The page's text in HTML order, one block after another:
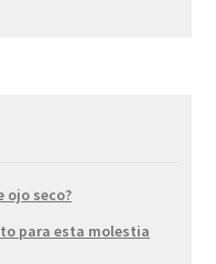
ojo seco?
para esta molestia